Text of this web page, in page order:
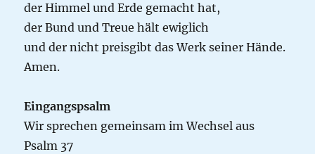
der Himmel und Erde gemacht hat,
der Bund und Treue hält ewiglich
und der nicht preisgibt das Werk seiner Hände.
Amen.
Eingangspsalm
Wir sprechen gemeinsam im Wechsel aus
Psalm 37